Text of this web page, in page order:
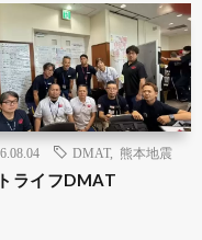
DMAT, 熊本地震
ライフDMAT